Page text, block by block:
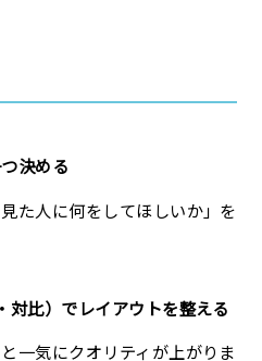
決める
た人に何をしてほしいか」を
対比）でレイアウトを整える
一気にクオリティが上がりま